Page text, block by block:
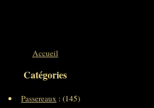
Accueil
Catégories
Passereaux : (145)